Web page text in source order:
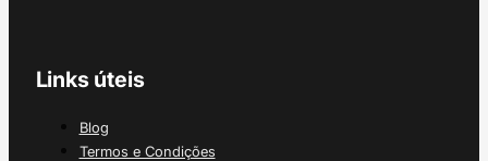
Links úteis
Blog
Termos e Condições